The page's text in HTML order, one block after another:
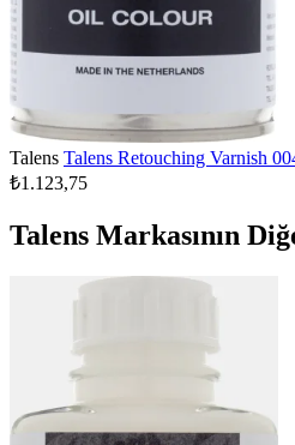
Talens Talens Retouching Varnish
₺1.123,75
Talens Markasının